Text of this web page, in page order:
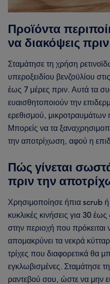
Προϊόντα
να διακόψεις
Σταμάτησε τη χρήση
υπεροξειδίου βενζοϋλίου
έως 7 μέρες πριν. Αυτά τα
ευαισθητοποιούν την
ερεθισμού,
Μπορείς να τα
την αποτρίχωση, αφού η
Πώς γίνεται
πριν την
Χρησιμοποίησε ήπια scrub ή
κυκλικές κινήσεις για 30
στην περιοχή που πρόκειται
απομακρύνει τα νεκρά
τρίχες που διαφορετικά θα
εγκλωβισμένες. Σταμάτησε
ραντεβού σου, ώστε να μην